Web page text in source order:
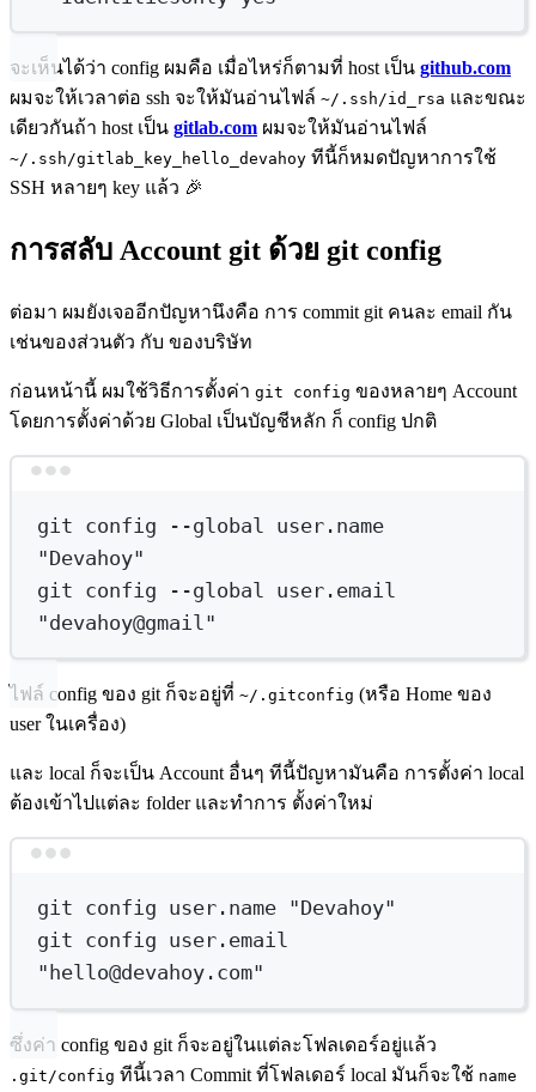
จะเห็นได้ว่า config ผมคือ เมื่อไหร่ก็ตามที่ host เป็น github.com
ผมจะให้เวลาต่อ ssh จะให้มันอ่านไฟล์ ~/.ssh/id_rsa และขณะ
เดียวกันถ้า host เป็น gitlab.com ผมจะให้มันอ่านไฟล์
~/.ssh/gitlab_key_hello_devahoy ทีนี้ก็หมดปัญหาการใช้
SSH หลายๆ key แล้ว 🎉
การสลับ Account git ด้วย git config
ต่อมา ผมยังเจออีกปัญหานึงคือ การ commit git คนละ email กัน
เช่นของส่วนตัว กับ ของบริษัท
ก่อนหน้านี้ ผมใช้วิธีการตั้งค่า git config ของหลายๆ Account
โดยการตั้งค่าด้วย Global เป็นบัญชีหลัก ก็ config ปกติ
git config --global
user.name
"Devahoy"
git config --global
user.email
"devahoy@gmail"
ไฟล์ config ของ git ก็จะอยู่ที่ ~/.gitconfig (หรือ Home ของ
user ในเครื่อง)
และ local ก็จะเป็น Account อื่นๆ ทีนี้ปัญหามันคือ การตั้งค่า local
ต้องเข้าไปแต่ละ folder และทำการ ตั้งค่าใหม่
git config user.name "Devahoy"
git config user.email
"hello@devahoy.com"
ซึ่งค่า config ของ git ก็จะอยู่ในแต่ละโฟลเดอร์อยู่แล้ว
.git/config ทีนี้เวลา Commit ที่โฟลเดอร์ local มันก็จะใช้ name